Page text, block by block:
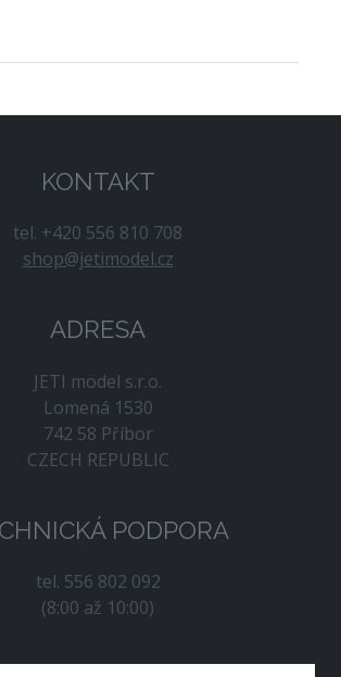
KONTAKT
tel. +420 556 810 708
shop@jetimodel.cz
ADRESA
JETI model s.r.o.
Lomená 1530
742 58 Příbor
CZECH REPUBLIC
PODPORA
tel. 556 802 092
(8:00 až 10:00)